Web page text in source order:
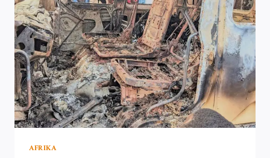
DR
CONGO
EN
OOST-
AFRIKA?
AFRIKA